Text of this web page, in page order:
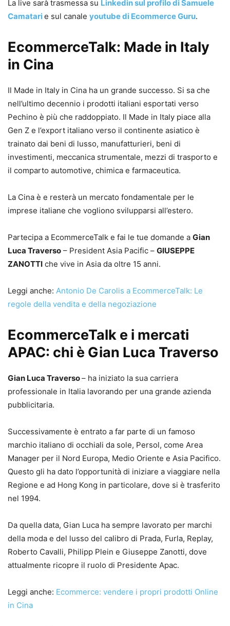
La live sarà trasmessa su Linkedin sul profilo di Samuele
Camatarie sul canale youtube di Ecommerce Guru.
EcommerceTalk: Made in Italy
in Cina
Il Made in Italy in Cina ha un grande successo. Si sa che
nell’ultimo decennio i prodotti italiani esportati verso
Pechino è più che raddoppiato. Il Made in Italy piace alla
Gen Z e l’export italiano verso il continente asiatico è
trainato dai beni di lusso, manufatturieri, beni di
investimenti, meccanica strumentale, mezzi di trasporto e
il comparto automotive, chimica e farmaceutica.
La Cina è e resterà un mercato fondamentale per le
imprese italiane che vogliono svilupparsi all’estero.
Partecipa a EcommerceTalk e fai le tue domande a Gian
Luca Traverso – President Asia Pacific – GIUSEPPE
ZANOTTI che vive in Asia da oltre 15 anni.
Leggi anche: Antonio De Carolis a EcommerceTalk: Le
regole della vendita e della negoziazione
EcommerceTalk e i mercati
APAC: chi è Gian Luca Traverso
Gian Luca Traverso– ha iniziato la sua carriera
professionale in Italia lavorando per una grande azienda
pubblicitaria.
Successivamente è entrato a far parte di un famoso
marchio italiano di occhiali da sole, Persol, come Area
Manager per il Nord Europa, Medio Oriente e Asia Pacifico.
Questo gli ha dato l’opportunità di iniziare a viaggiare nella
Regione e ad Hong Kong in particolare, dove si è trasferito
nel 1994.
Da quella data, Gian Luca ha sempre lavorato per marchi
della moda e del lusso del calibro di Prada, Furla, Replay,
Roberto Cavalli, Philipp Plein e Giuseppe Zanotti, dove
attualmente ricopre il ruolo di Presidente Apac.
Leggi anche: Ecommerce: vendere i propri prodotti Online
in Cina